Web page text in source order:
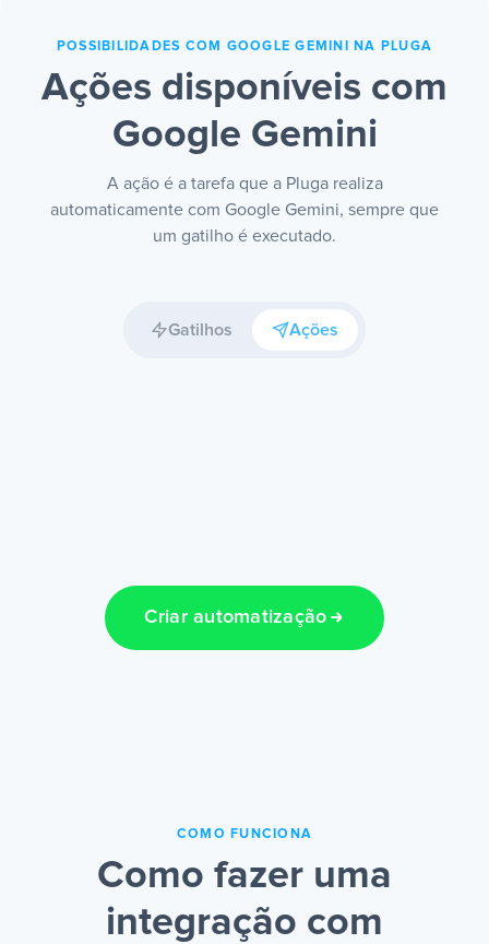
POSSIBILIDADES COM GOOGLE GEMINI NA PLUGA
Ações disponíveis com
Google Gemini
A ação é a tarefa que a Pluga realiza
automaticamente com Google Gemini, sempre que
um gatilho é executado.
Gatilhos Ações
Criar automatização
COMO FUNCIONA
Como fazer uma
integração com